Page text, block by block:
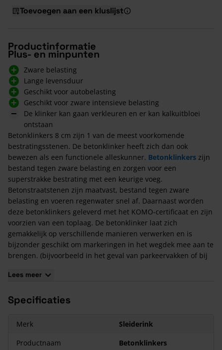
Toevoegen aan een kluslijst
Productinformatie
Plus- en minpunten
Zware belasting
Lange levensduur
Geschikt voor autobelasting
Geschikt voor zware intensieve belasting
De klinker kan gaan verkleuren en er kan kalkuitbloei
ontstaan
Betonklinkers 8 cm zijn 1 van de meest voorkomende
bestratingsstenen. De betonklinker heeft zich dan ook
bewezen als een functionele alleskunner. Betonklinkers zijn
bestand tegen zware belasting en zorgen voor een
superstrakke bestrating met een keurige voeg.
Betonstraatstenen zijn maatvast, bestand tegen zware
belasting en voeren regenwater snel af. Daarnaast worden
deze betonklinkers geleverd met het KOMO-certificaat en zijn
voorzien van een toplaag. De betonklinker laat zich
gemakkelijk op verschillende manieren verwerken en is
bijzonder geschikt om markeringen in het wegdek mee aan te
brengen. (bijvoorbeeld in het geval van parkeervakken of bij
Wordt standaard geleverd doormiddel van een klem,
De kleur van betonproducten zal na verloop van tijd in meer
kleurnuances wat naar elkaar toe trekken.
Lees meer
Specificaties
Merk
Sleiderink
Productnaam
Betonklinkers